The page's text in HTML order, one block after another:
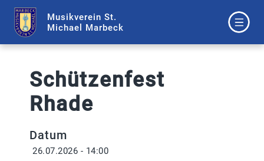
Musikverein St.
Michael Marbeck
Schützenfest
Rhade
Datum
26.07.2026 - 14:00